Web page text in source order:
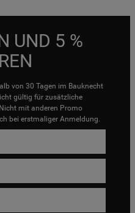
UND 5 %
von 30 Tagen im Bauknecht
gültig für zusätzliche
mit anderen Promo
bei erstmaliger Anmeldung.